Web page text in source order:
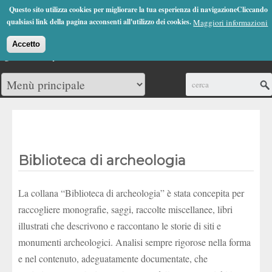
Questo sito utilizza cookies per migliorare la tua esperienza di navigazioneCliccando
qualsiasi link della pagina acconsenti all'utilizzo dei cookies.Maggiori informazioni
Accetto
Jump to Navigation
(0)
Biblioteca di archeologia
La collana “Biblioteca di archeologia” è stata concepita per
raccogliere monografie, saggi, raccolte miscellanee, libri
illustrati che descrivono e raccontano le storie di siti e
monumenti archeologici. Analisi sempre rigorose nella forma
e nel contenuto, adeguatamente documentate, che